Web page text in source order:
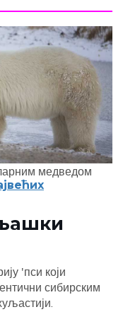
медведом
'пси који
сибирским